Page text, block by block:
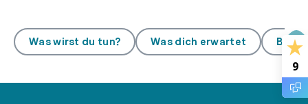
Was wirst du tun? Was dich erwartet
9